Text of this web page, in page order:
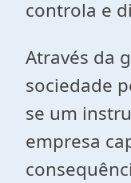
controla e
Através da
sociedade
se um
empresa